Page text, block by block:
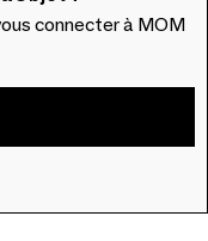
connecter à MOM